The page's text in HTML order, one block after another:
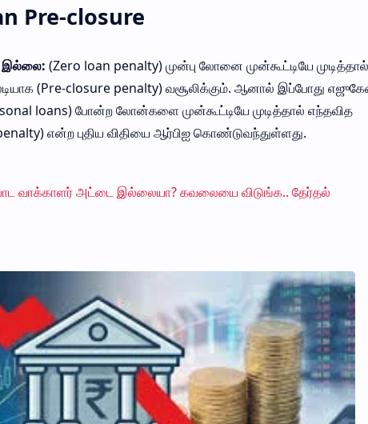
Pre-closure
இல்லை: (Zero loan penalty) முன்பு லோனை முன்கூட்டியே முடித்தால்
(Pre-closure penalty) வசூலிக்கும். ஆனால் இப்போது
loans) போன்ற லோன்களை முன்கூட்டியே முடித்தால் எந்தவித
என்ற புதிய விதியை ஆர்பிஐ கொண்டுவந்துள்ளது.
வாக்காளர் அட்டை இல்லையா? கவலையை விடுங்க.. தேர்தல்